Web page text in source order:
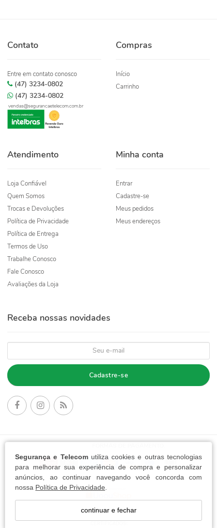
Segurança e Telecomutiliza cookies e outras tecnologias
para melhorar sua experiência de compra e personalizar
anúncios, ao continuar navegando você concorda com
nossa Política de Privacidade.
continuar e fechar
Contato
Entre em contato conosco
(47) 3234-0802
(47) 3234-0802
vendas@segurancaetelecom.com.br
Compras
Início
Carrinho
Atendimento
Loja Confiável
Quem Somos
Trocas e Devoluções
Política de Privacidade
Política de Entrega
Termos de Uso
Trabalhe Conosco
Fale Conosco
Avaliações da Loja
Minha conta
Entrar
Cadastre-se
Meus pedidos
Meus endereços
Receba nossas novidades
Cadastre-se